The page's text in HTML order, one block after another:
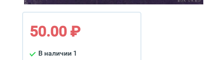
50.00 ₽
В наличии 1